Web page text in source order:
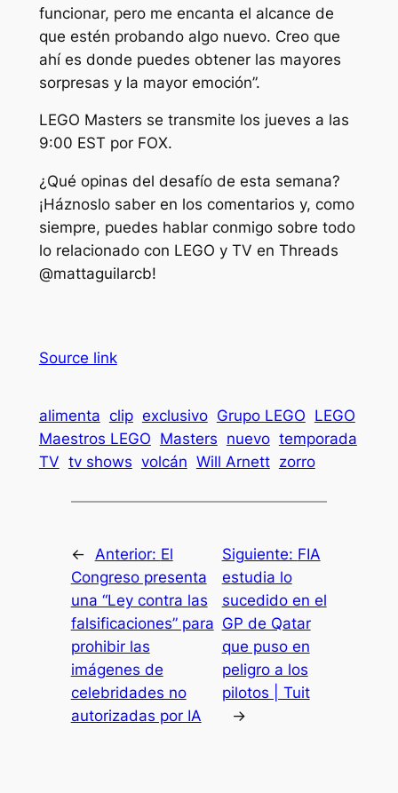
funcionar, pero me encanta el alcance de
que estén probando algo nuevo. Creo que
ahí es donde puedes obtener las mayores
sorpresas y la mayor emoción”.
LEGO Masters se transmite los jueves a las
9:00 EST por FOX.
¿Qué opinas del desafío de esta semana?
¡Háznoslo saber en los comentarios y, como
siempre, puedes hablar conmigo sobre todo
lo relacionado con LEGO y TV en Threads
@mattaguilarcb!
Source link
alimenta clip exclusivo Grupo LEGO LEGO
Maestros LEGO Masters nuevo temporada
TV tv shows volcán Will Arnett zorro
← Anterior: El
Congreso presenta
una “Ley contra las
falsificaciones” para
prohibir las
imágenes de
celebridades no
autorizadas por IA
Siguiente: FIA
estudia lo
sucedido en el
GP de Qatar
que puso en
peligro a los
pilotos | Tuit
→